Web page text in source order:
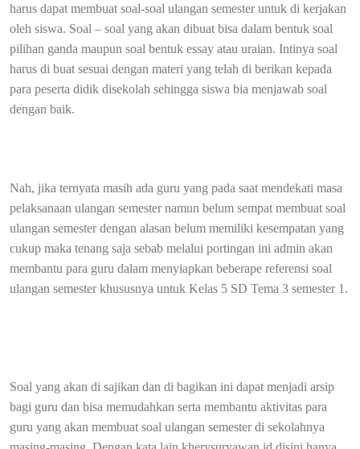
harus dapat membuat soal-soal ulangan semester untuk di kerjakan
oleh siswa. Soal – soal yang akan dibuat bisa dalam bentuk soal
pilihan ganda maupun soal bentuk essay atau uraian. Intinya soal
harus di buat sesuai dengan materi yang telah di berikan kepada
para peserta didik disekolah sehingga siswa bia menjawab soal
dengan baik.
Nah, jika ternyata masih ada guru yang pada saat mendekati masa
pelaksanaan ulangan semester namun belum sempat membuat soal
ulangan semester dengan alasan belum memiliki kesempatan yang
cukup maka tenang saja sebab melalui portingan ini admin akan
membantu para guru dalam menyiapkan beberape referensi soal
ulangan semester khususnya untuk Kelas 5 SD Tema 3 semester 1.
Soal yang akan di sajikan dan di bagikan ini dapat menjadi arsip
bagi guru dan bisa memudahkan serta membantu aktivitas para
guru yang akan membuat soal ulangan semester di sekolahnya